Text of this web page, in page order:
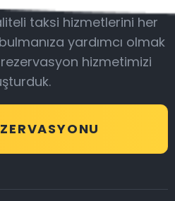
taksi hizmetlerini her
yardımcı olmak
hizmetimizi